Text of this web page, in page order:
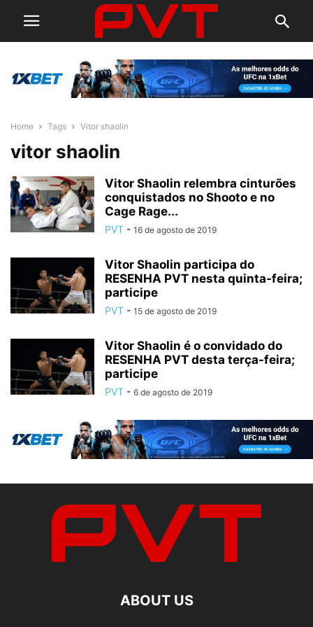
Home Tags Vitor shaolin
vitor shaolin
Vitor Shaolin relembra cinturões
conquistados no Shooto e no
Cage Rage...
PVT - 16 de agosto de 2019
Vitor Shaolin participa do
RESENHA PVT nesta quinta-feira;
participe
PVT - 15 de agosto de 2019
Vitor Shaolin é o convidado do
RESENHA PVT desta terça-feira;
participe
PVT - 6 de agosto de 2019
ABOUT US